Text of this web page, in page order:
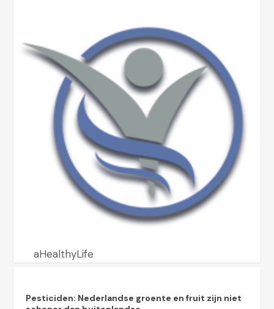
aHealthyLife
Pesticiden: Nederlandse groente en fruit zijn niet